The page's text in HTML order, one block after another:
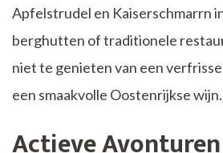
Apfelstrudel en Kaiserschmarrn
berghutten of traditionele
niet te genieten van een
een smaakvolle Oostenrijkse wijn.